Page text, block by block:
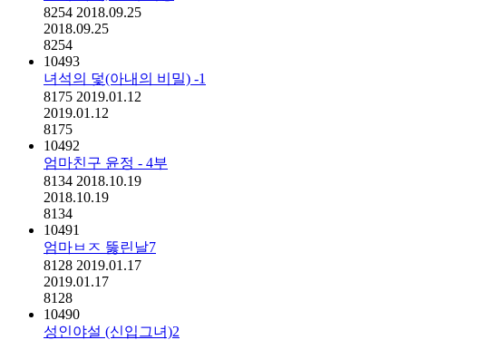
8254 2018.09.25
2018.09.25
8254
10493
녀석의 덫(아내의 비밀) -1
8175 2019.01.12
2019.01.12
8175
10492
엄마친구 윤정 - 4부
8134 2018.10.19
2018.10.19
8134
10491
엄마ㅂㅈ 뚫린날7
8128 2019.01.17
2019.01.17
8128
10490
성인야설 (신입그녀)2